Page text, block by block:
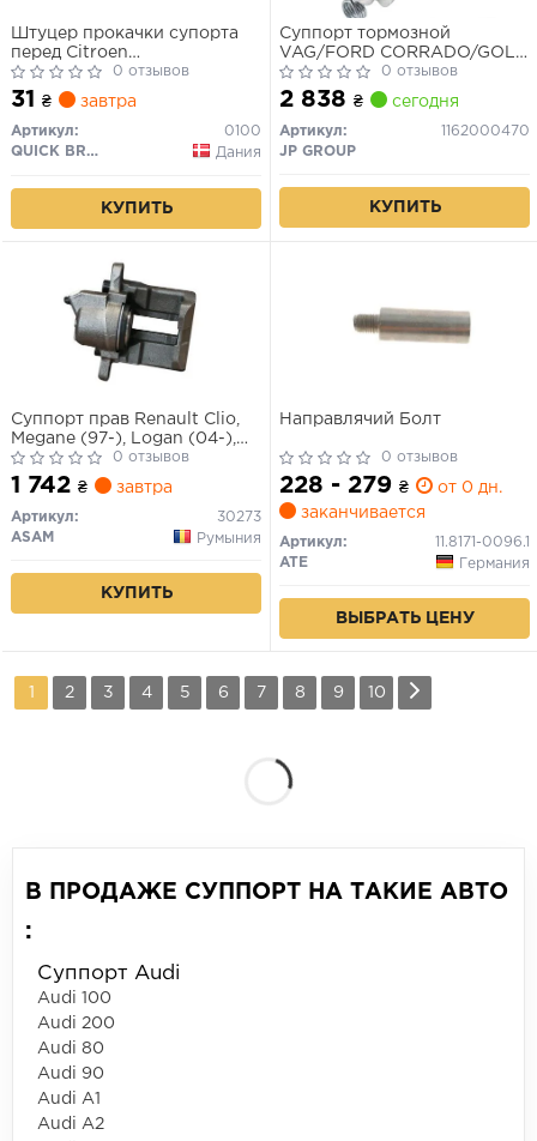
Штуцер прокачки супорта
перед Citroen
Berlingo/Peugeot Partner
m8x1,25/8x24,5
0 отзывов
31 ₴ завтра
Артикул:
0100
QUICK BRAKE
Дания
КУПИТЬ
Суппорт тормозной
VAG/FORD CORRADO/GOLF
III/PASSAT/VENTO/GALAXY
-10 задн.лев.
0 отзывов
2 838 ₴ сегодня
Артикул:
1162000470
JP GROUP
КУПИТЬ
Суппорт прав Renault Clio,
Megane (97-), Logan (04-),
Sandero (08-) (диск невент)
(30273) Asam
0 отзывов
1 742 ₴ завтра
Артикул:
30273
ASAM
Румыния
КУПИТЬ
Направлячий Болт
0 отзывов
228 - 279 ₴
от 0 дн.
заканчивается
Артикул:
11.8171-0096.1
ATE
Германия
ВЫБРАТЬ ЦЕНУ
1 2 3 4 5 6 7 8 9 10
В ПРОДАЖЕ СУППОРТ НА ТАКИЕ АВТО
:
Суппорт Audi
Audi 100
Audi 200
Audi 80
Audi 90
Audi A1
Audi A2